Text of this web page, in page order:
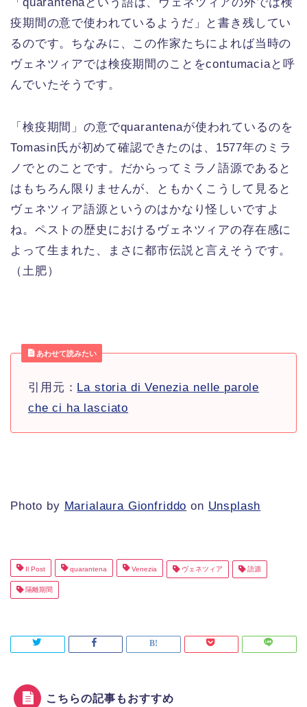
「quarantenaという語は、ヴェネツィアの外では検
疫期間の意で使われているようだ」と書き残してい
るのです。ちなみに、この作家たちによれば当時の
ヴェネツィアでは検疫期間のことをcontumaciaと呼
んでいたそうです。
「検疫期間」の意でquarantenaが使われているのを
Tomasin氏が初めて確認できたのは、1577年のミラ
ノでとのことです。だからってミラノ語源であると
はもちろん限りませんが、ともかくこうして見ると
ヴェネツィア語源というのはかなり怪しいですよ
ね。ペストの歴史におけるヴェネツィアの存在感に
よって生まれた、まさに都市伝説と言えそうです。
（土肥）
あわせて読みたい
引用元： La storia di Venezia nelle parole
che ci ha lasciato
Photo by Marialaura Gionfriddo on Unsplash
Il Post quarantena Venezia ヴェネツィア 語源
隔離期間
こちらの記事もおすすめ